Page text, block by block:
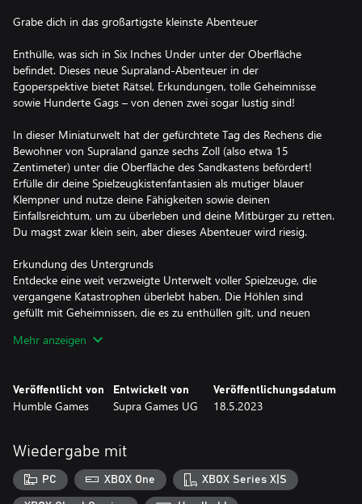
Grabe dich in das großartigste kleinste Abenteuer
Enthülle, was sich in Six Inches Under unter der Oberfläche
befindet. Dieses neue Supraland-Abenteuer in der
Egoperspektive bietet Rätsel, Erkundungen, tolle Geheimnisse
sowie Hunderte Gags – von denen zwei sogar lustig sind!
In dieser Miniaturwelt hat der gefürchtete Tag des Rechens die
Bewohner von Supraland ganze sechs Zoll (also etwa 15
Zentimeter) unter die Oberfläche des Sandkastens befördert!
Erfülle dir deine Spielzeugkistenfantasien als mutiger blauer
Klempner und nutze deine Fähigkeiten sowie deinen
Einfallsreichtum, um zu überleben und deine Mitbürger zu retten.
Du magst zwar klein sein, aber dieses Abenteuer wird riesig.
Erkundung des Untergrunds
Entdecke eine weit verzweigte Unterwelt voller Spielzeuge, die
vergangene Katastrophen überlebt haben. Die Höhlen sind
gefüllt mit Geheimnissen, die es zu enthüllen gilt, und neuen
Werkzeuge und Fähigkeiten dafür erworben hast.
Löse Probleme in der Umgebung, indem du dein Hirn einsetzt
(und hin und wieder auch deine Muskeln). Springe geschickt, um
dir die Macht der Physik zunutze, um Hindernisse kreativ zu
überwinden.
Eine kleine Welt
Mehr anzeigen
Veröffentlicht von
Humble Games
Entwickelt von
Supra Games UG
Veröffentlichungsdatum
18.5.2023
Wiedergabe mit
PC XBOX One XBOX Series X|S